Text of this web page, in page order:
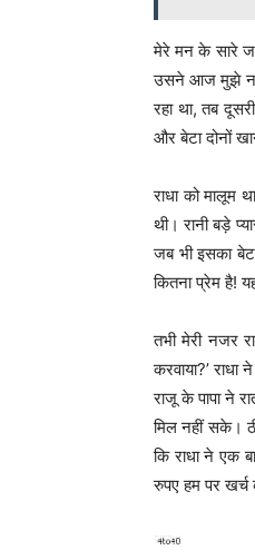
मेरे मन के सारे
उसने आज मुझे
रहा था, तब
और बेटा दोनों
राधा को मालूम
थी। रानी बड़े
जब भी इसका
कितना प्रेम है!
तभी मेरी नजर
करवाया?’
राजू के पापा ने
मिल नहीं सके।
कि राधा ने एक
रुपए हम पर